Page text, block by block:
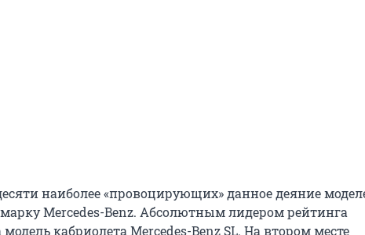
наиболее «провоцирующих» данное деяние
Mercedes-Benz. Абсолютным лидером рейтинга
кабриолета Mercedes-Benz SL. На втором месте